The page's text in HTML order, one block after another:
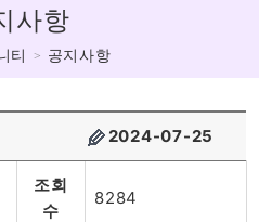
티 공지사항
사항
2024-07-25
조회
수
8284